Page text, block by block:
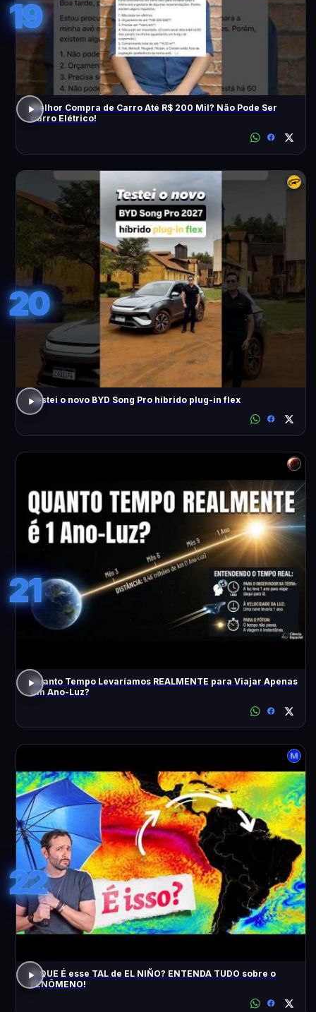
19
Melhor Compra de Carro Até R$ 200 Mil? Não Pode Ser
Carro Elétrico!
20
Testei o novo BYD Song Pro híbrido plug-in flex
21
Quanto Tempo Levaríamos REALMENTE para Viajar Apenas
Um Ano-Luz?
22
O QUE É esse TAL de EL NIÑO? ENTENDA TUDO sobre o
FENÔMENO!